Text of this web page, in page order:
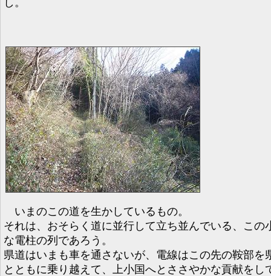
いまのこの道を生かしているもの。
それは、おそらく道に並行して立ち並んでいる、この
な電柱の列であろう。
県道はいまも車を通さないが、電線はこの先の鞍部を
とともに乗り越えて、上小国へとささやかな貢献をし